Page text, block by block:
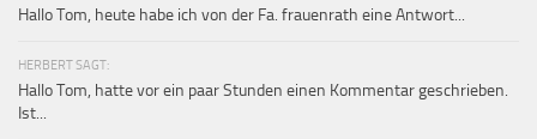
Hallo Tom, heute habe ich von der Fa. frauenrath eine Antwort...
HERBERT SAGT:
Hallo Tom, hatte vor ein paar Stunden einen Kommentar geschrieben.
Ist...